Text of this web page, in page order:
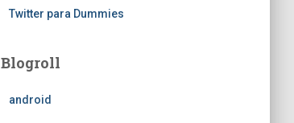
Twitter para Dummies
Blogroll
android